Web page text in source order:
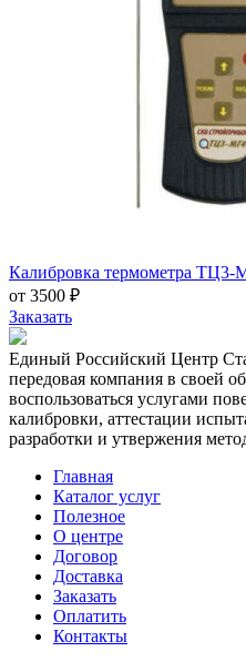
Калибровка термометра ТЦ3-
от 3500 ₽
Заказать
Единый Российский Центр
передовая компания в своей
воспользоваться услугами
калибровки, аттестации
разработки и утвержения
Главная
Каталог услуг
Полезное
О центре
Договор
Доставка
Заказать
Оплатить
Контакты